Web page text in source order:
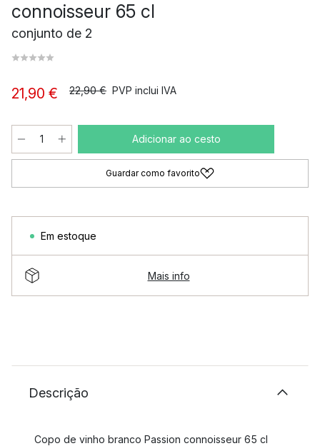
connoisseur 65 cl
conjunto de 2
21,90 € 22,90 € PVP inclui IVA
Adicionar ao cesto
Guardar como favorito
Em estoque
Mais info
Descrição
Copo de vinho branco Passion connoisseur 65 cl